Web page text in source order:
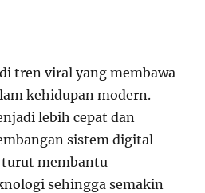
tren viral yang membawa
kehidupan modern.
lebih cepat dan
sistem digital
membantu
sehingga semakin